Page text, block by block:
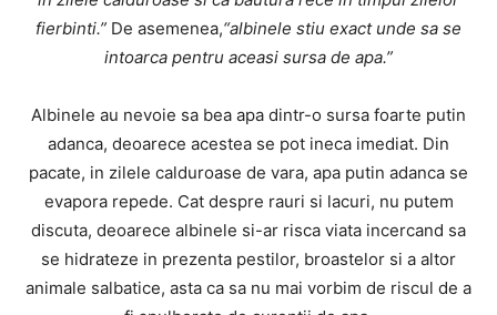
fierbinti.” De asemenea,“albinele stiu exact unde sa se
intoarca pentru aceasi sursa de apa.”
Albinele au nevoie sa bea apa dintr-o sursa foarte putin
adanca, deoarece acestea se pot ineca imediat. Din
pacate, in zilele calduroase de vara, apa putin adanca se
evapora repede. Cat despre rauri si lacuri, nu putem
discuta, deoarece albinele si-ar risca viata incercand sa
se hidrateze in prezenta pestilor, broastelor si a altor
animale salbatice, asta ca sa nu mai vorbim de riscul de a